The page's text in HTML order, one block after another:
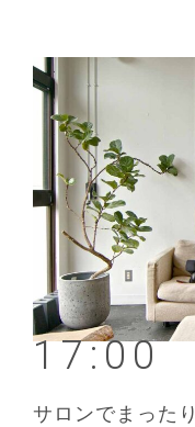
17:00
サロンでまったり